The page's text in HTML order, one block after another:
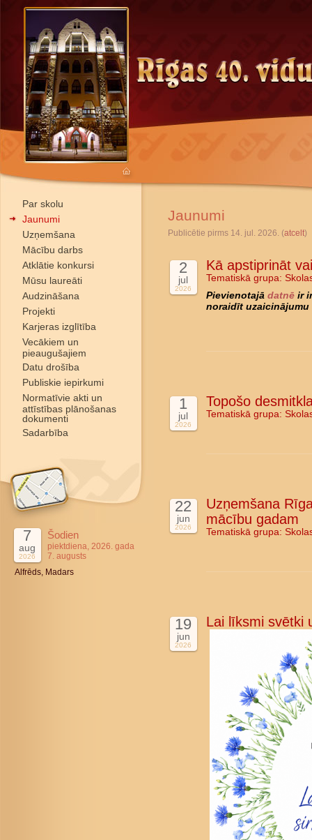
Par skolu
Jaunumi
Uzņemšana
Mācību darbs
Atklātie konkursi
Mūsu laureāti
Audzināšana
Projekti
Karjeras izglītība
Vecākiem un
pieaugušajiem
Datu drošība
Publiskie iepirkumi
Normatīvie akti un
attīstības plānošanas
dokumenti
Sadarbība
7
aug
2026
Šodien
piektdiena, 2026. gada
7. augusts
Alfrēds, Madars
Jaunumi
Publicētie pirms 14. jul. 2026. (atcelt)
2
jul
2026
Kā apstiprināt
Tematiskā grupa:
Pievienotajā datnē ir
noraidīt uzaicinājumu
1
jul
2026
Topošo
Tematiskā grupa:
22
jun
2026
Uzņemšana
mācību gadam
Tematiskā grupa:
19
jun
2026
Lai līksmi svētki